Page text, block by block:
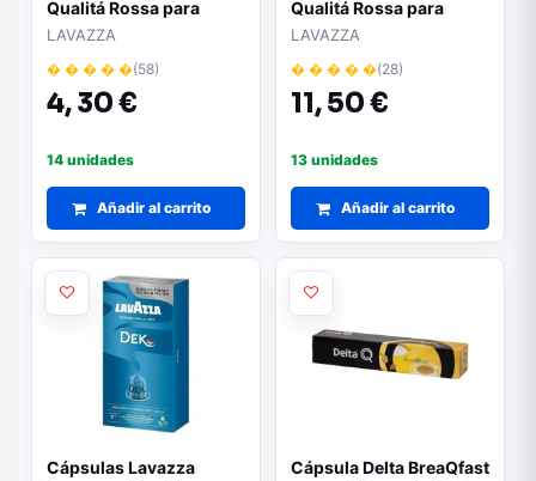
Qualitá Rossa para
cafeteras Nespresso/
LAVAZZA
� � � � �(58)
4,30 €
14 unidades
Añadir al carrito
Qualitá Rossa para
cafeteras Nespresso/
LAVAZZA
� � � � �(28)
11,50 €
13 unidades
Añadir al carrito
Cápsulas Lavazza
Cápsula Delta BreaQfast